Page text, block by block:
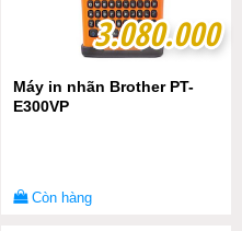
3.080.000
3.080.000
Máy in nhãn Brother PT-
E300VP
Còn hàng